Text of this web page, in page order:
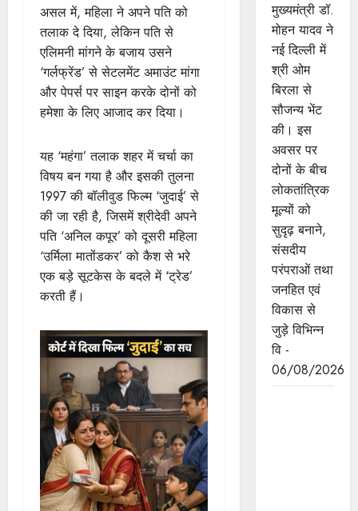
असल में, महिला ने अपने पति को
तलाक दे दिया, लेकिन पति से
एलिमनी मांगने के बजाय उसने
‘गर्लफ्रेंड’ से सेटलमेंट अमाउंट मांगा
और पेपर्स पर साइन करके दोनों को
हमेशा के लिए आजाद कर दिया।
यह ‘महंगा’ तलाक शहर में चर्चा का
विषय बन गया है और इसकी तुलना
1997 की बॉलीवुड फिल्म ‘जुदाई’ से
की जा रही है, जिसमें श्रीदेवी अपने
पति ‘अनिल कपूर’ को दूसरी महिला
‘उर्मिला मातोंडकर’ को कैश से भरे
एक बड़े सूटकेस के बदले में ‘ट्रेड’
करती हैं।
मुख्यमंत्री डॉ.
मोहन यादव ने
नई दिल्ली में
श्री ओम
बिरला से
सौजन्य भेंट
की। इस
अवसर पर
दोनों के बीच
लोकतांत्रिक
मूल्यों को
सुदृढ़ बनाने,
संसदीय
परंपराओं तथा
जनहित एवं
विकास से
जुड़े विभिन्न
वि -
06/08/2026